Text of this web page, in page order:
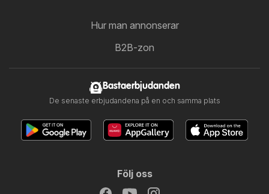
Hur man annonserar
B2B-zon
Bastaerbjudanden
De senaste erbjudandena på en och samma plats
Följ oss